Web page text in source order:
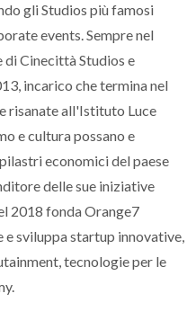
gli Studios più famosi
events. Sempre nel
Cinecittà Studios e
incarico che termina nel
risanate all'Istituto Luce
e cultura possano e
economici del paese
delle sue iniziative
2018 fonda Orange7
e sviluppa startup innovative,
tecnologie per le